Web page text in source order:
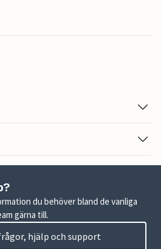
du behöver bland de vanliga
gärna till.
hjälp och support